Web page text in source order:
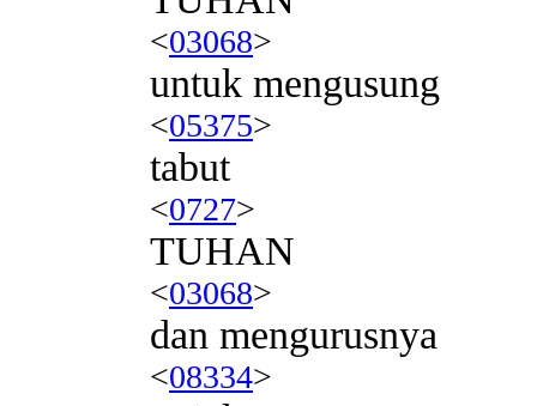
<03068>
untuk mengusung
<05375>
tabut
<0727>
TUHAN
<03068>
dan mengurusnya
<08334>